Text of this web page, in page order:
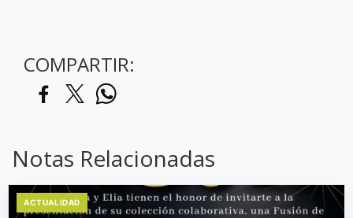
COMPARTIR:
Notas Relacionadas
ACTUALIDAD